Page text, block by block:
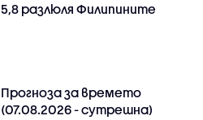
5,8 разлюля Филипините
Прогноза за времето
(07.08.2026 - сутрешна)